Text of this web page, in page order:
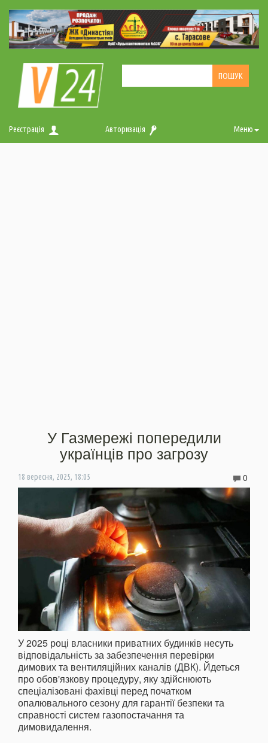
Реєстрація Авторизація Меню
У Газмережі попередили
українців про загрозу
18 вересня, 2025, 18:05 0
У 2025 році власники приватних будинків несуть
відповідальність за забезпечення перевірки
димових та вентиляційних каналів (ДВК). Йдеться
про обов'язкову процедуру, яку здійснюють
спеціалізовані фахівці перед початком
опалювального сезону для гарантії безпеки та
справності систем газопостачання та
димовидалення.